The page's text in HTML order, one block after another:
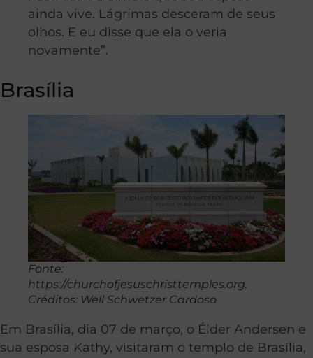
ainda vive. Lágrimas desceram de seus
olhos. E eu disse que ela o veria
novamente”.
Brasília
Fonte:
https://churchofjesuschristtemples.org.
Créditos: Well Schwetzer Cardoso
Em Brasília, dia 07 de março, o Élder Andersen e
sua esposa Kathy, visitaram o templo de Brasília,